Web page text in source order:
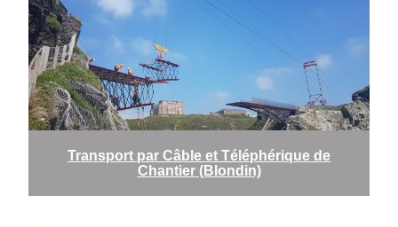
Transport par Câble et Téléphérique de
Chantier (Blondin)